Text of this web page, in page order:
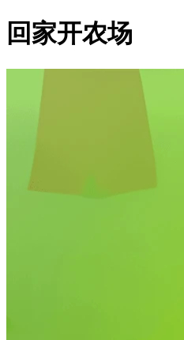
回家开农场